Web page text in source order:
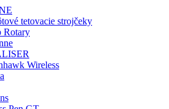
tetovacie strojčeky
Rotary
Wireless